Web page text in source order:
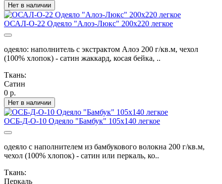
Нет в наличии
ОСАЛ-О-22 Одеяло "Алоэ-Люкс" 200х220 легкое
одеяло: наполнитель с экстрактом Алоэ 200 г/кв.м, чехол
(100% хлопок) - сатин жаккард, косая бейка, ..
Ткань:
Сатин
0 р.
Нет в наличии
ОСБ-Д-О-10 Одеяло "Бамбук" 105х140 легкое
одеяло с наполнителем из бамбукового волокна 200 г/кв.м,
чехол (100% хлопок) - сатин или перкаль, ко..
Ткань:
Перкаль